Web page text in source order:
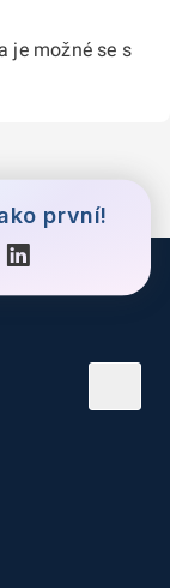
je možné se s
první!